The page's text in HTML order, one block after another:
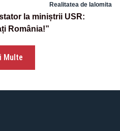
Realitatea de Ialomita
la miniștrii USR:
România!”
Multe